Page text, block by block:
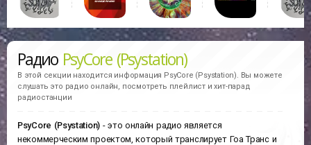
Радио PsyCore (Psystation)
В этой секции находится информация PsyCore (Psystation). Вы можете
слушать это радио онлайн, посмотреть плейлист и хит-парад
радиостанции
PsyCore (Psystation) - это онлайн радио является
некоммерческим проектом, который транслирует Гоа Транс и